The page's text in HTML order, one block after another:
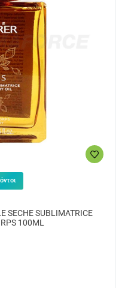
SECHE SUBLIMATRICE
100ML